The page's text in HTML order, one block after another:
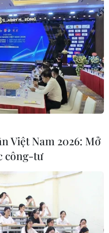
dùng ảnh hưởng
Ukraine
giao Đức, nước này
vũ khí cho Nga và giúp
trong cuộc xung đột
Việt Nam 2026: Mở
công-tư